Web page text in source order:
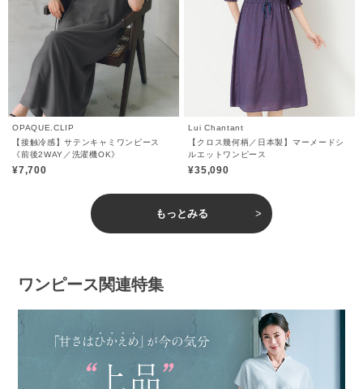
OPAQUE.CLIP
【接触冷感】サテンキャミワンピース
《前後2WAY／洗濯機OK》
¥7,700
Lui Chantant
【クロス幾何柄／日本製】マーメードシ
ルエットワンピース
¥35,090
もっとみる
ワンピース関連特集